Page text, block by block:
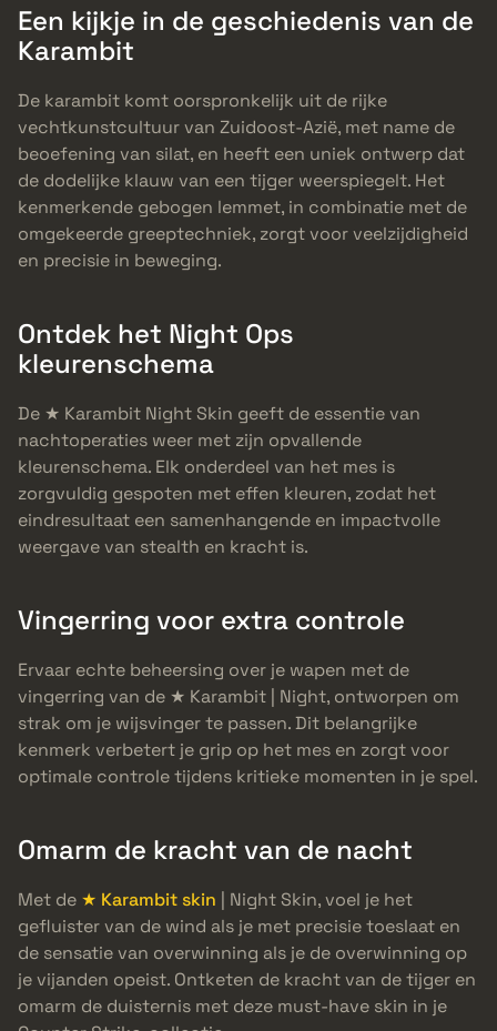
Een kijkje in de geschiedenis van de
Karambit
De karambit komt oorspronkelijk uit de rijke
vechtkunstcultuur van Zuidoost-Azië, met name de
beoefening van silat, en heeft een uniek ontwerp dat
de dodelijke klauw van een tijger weerspiegelt. Het
kenmerkende gebogen lemmet, in combinatie met de
omgekeerde greeptechniek, zorgt voor veelzijdigheid
en precisie in beweging.
Ontdek het Night Ops
kleurenschema
De ★ Karambit Night Skin geeft de essentie van
nachtoperaties weer met zijn opvallende
kleurenschema. Elk onderdeel van het mes is
zorgvuldig gespoten met effen kleuren, zodat het
eindresultaat een samenhangende en impactvolle
weergave van stealth en kracht is.
Vingerring voor extra controle
Ervaar echte beheersing over je wapen met de
vingerring van de ★ Karambit | Night, ontworpen om
strak om je wijsvinger te passen. Dit belangrijke
kenmerk verbetert je grip op het mes en zorgt voor
optimale controle tijdens kritieke momenten in je spel.
Omarm de kracht van de nacht
Met de ★ Karambit skin | Night Skin, voel je het
gefluister van de wind als je met precisie toeslaat en
de sensatie van overwinning als je de overwinning op
je vijanden opeist. Ontketen de kracht van de tijger en
omarm de duisternis met deze must-have skin in je